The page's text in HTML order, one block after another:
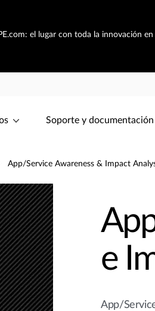
el lugar con toda la innovación en
Soporte y documentación
App/Service Awareness & Impact
e
App/